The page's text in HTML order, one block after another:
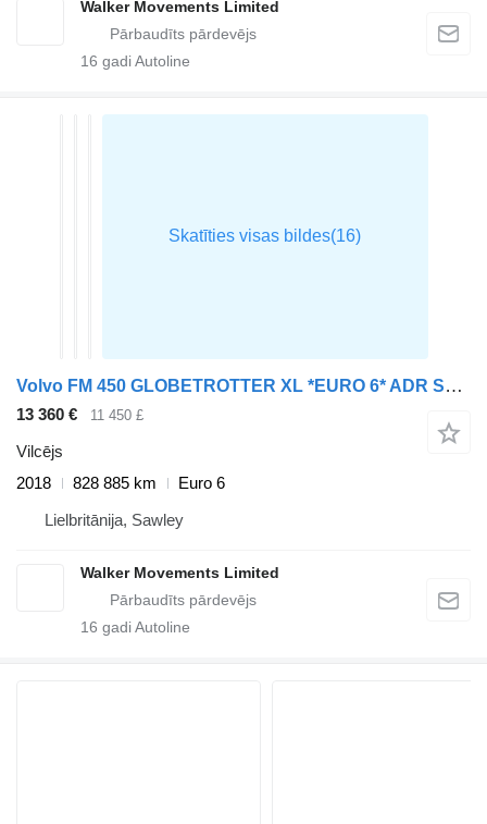
Walker Movements Limited
16 gadi Autoline
Volvo FM 450 GLOBETROTTER XL *EURO 6* ADR SPEC 6X2 TRACTOR UNIT – 2018
13 360 € 11 450 £
Vilcējs
2018
828 885 km
Euro 6
Lielbritānija, Sawley
Walker Movements Limited
16 gadi Autoline